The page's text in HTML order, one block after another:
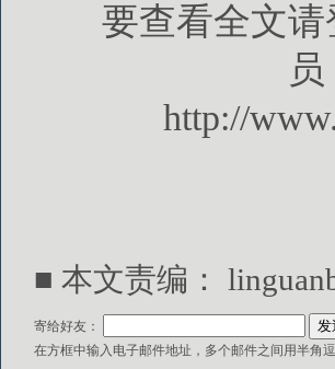
要查看全文
http://
■ 本文责编：
寄给好友：
在方框中输入电子邮件地址，多个邮件之间用半角逗